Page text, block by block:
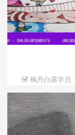
枫丹白露学员